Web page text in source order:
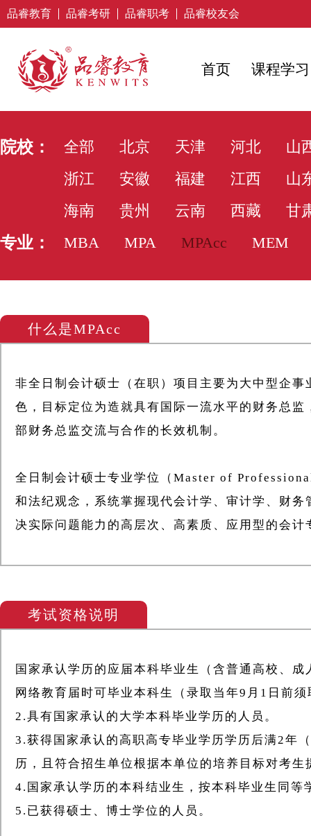
品睿教育 品睿考研 品睿职考 品睿校友会
首页 课程学习
院校： 全部 北京 天津 河北
山
浙江
安徽 福建 江西
山
海南
贵州 云南 西藏 甘
专业： MBA MPA MPAcc MEM
什么是MPAcc
非全日制会计硕士（在职）项目主要为大中型企
色，目标定位为造就具有国际一流水平的财务总
部财务总监交流与合作的长效机制。
全日制会计硕士专业学位（Master of
和法纪观念，系统掌握现代会计学、审计学、财
决实际问题能力的高层次、高素质、应用型的会计
考试资格说明
国家承认学历的应届本科毕业生（含普通高校、
网络教育届时可毕业本科生（录取当年9月1日前
2.具有国家承认的大学本科毕业学历的人员。
3.获得国家承认的高职高专毕业学历学历后满2年
历，且符合招生单位根据本单位的培养目标对考
4.国家承认学历的本科结业生，按本科毕业生同等
5.已获得硕士、博士学位的人员。